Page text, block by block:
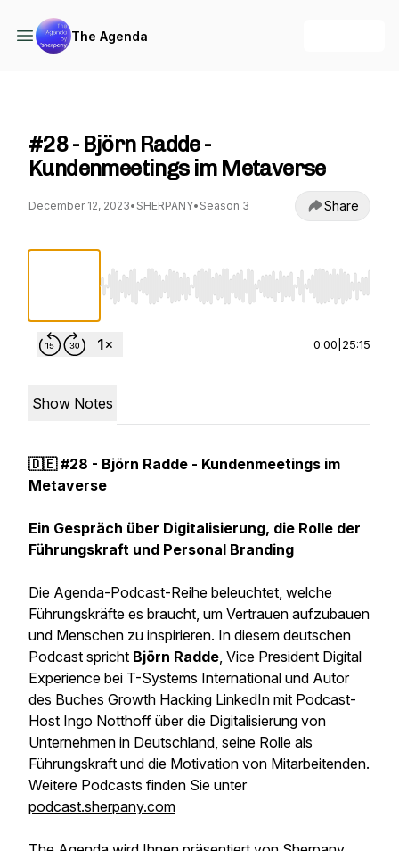
The Agenda
#28 - Björn Radde -
Kundenmeetings im Metaverse
December 12, 2023• SHERPANY• Season 3 Share
Use Left/Right to seek, Home/End to jump to
0:00 25:15
Show Notes
🇩🇪 #28 - Björn Radde - Kundenmeetings im
Metaverse
Ein Gespräch über Digitalisierung, die Rolle der
Führungskraft und Personal Branding
Die Agenda-Podcast-Reihe beleuchtet, welche
Führungskräfte es braucht, um Vertrauen aufzubauen
und Menschen zu inspirieren. In diesem deutschen
Podcast spricht Björn Radde, Vice President Digital
Experience bei T-Systems International und Autor
des Buches Growth Hacking LinkedIn mit Podcast-
Host Ingo Notthoff über die Digitalisierung von
Unternehmen in Deutschland, seine Rolle als
Führungskraft und die Motivation von Mitarbeitenden.
Weitere Podcasts finden Sie unter
podcast.sherpany.com